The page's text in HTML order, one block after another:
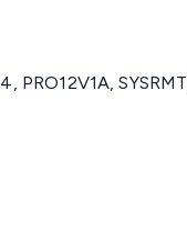
PRO12V1A, SYSRMT